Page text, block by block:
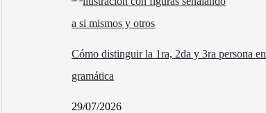
Cómo distinguir la 1ra, 2da y 3ra persona en
gramática
29/07/2026